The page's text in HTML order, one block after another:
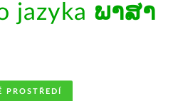
jazyka ພາສາ
PROSTŘEDÍ